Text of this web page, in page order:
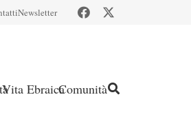
Newsletter
Vita EbraicaComunità